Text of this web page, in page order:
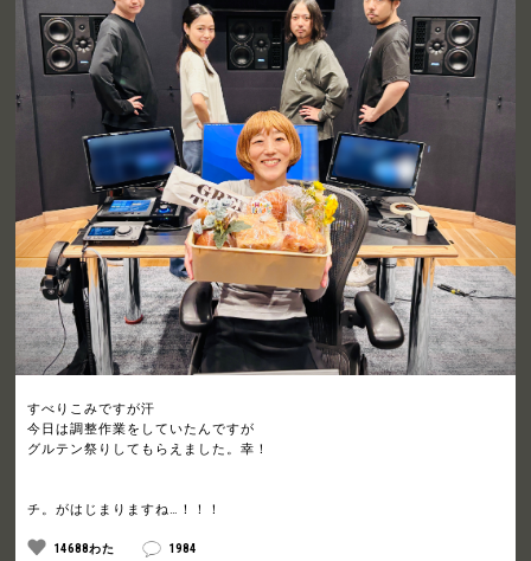
すべりこみですが汗
今日は調整作業をしていたんですが
グルテン祭りしてもらえました。幸！
チ。がはじまりますね…！！！
14688わた 1984